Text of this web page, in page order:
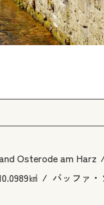
Osterode am Harz
㎢ バッファ・